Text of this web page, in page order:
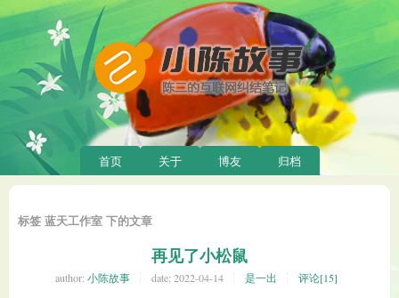
首页 关于 博友 归档
标签 蓝天工作室 下的文章
再见了小松鼠
author: 小陈故事 date: 2022-04-14 是一出 评论[15]